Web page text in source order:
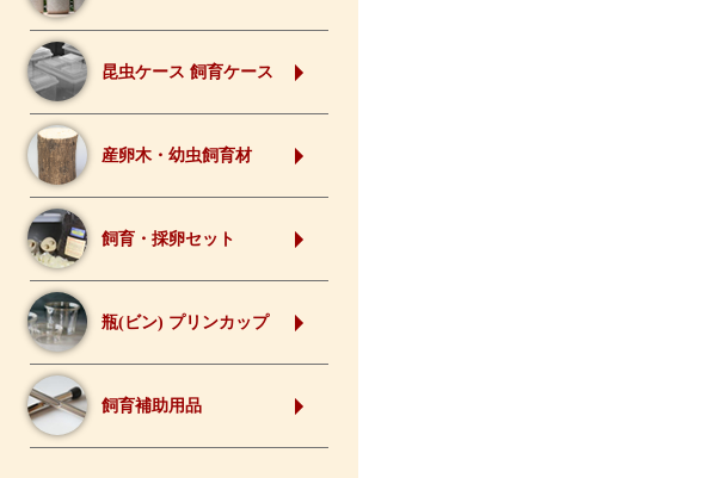
昆虫ケース 飼育ケース
産卵木・幼虫飼育材
飼育・採卵セット
瓶(ビン) プリンカップ
飼育補助用品